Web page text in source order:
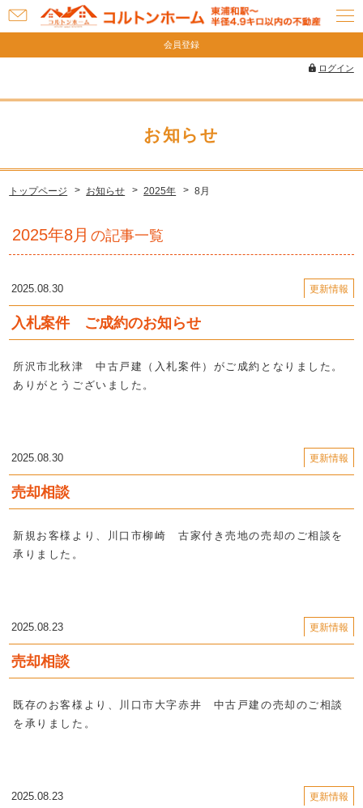
会員登録
ログイン
お
問
お知らせ
トップページ お知らせ 2025年 8月
2025年8月 の記事一覧
2025.08.30 更新情報
入札案件 ご成約のお知らせ
所沢市北秋津 中古戸建（入札案件） がご成約となりました。
ありがとうございました。
2025.08.30 更新情報
売却相談
新規お客様より、川口市柳崎 古家付き売地の売却のご相談を
承りました。
2025.08.23 更新情報
売却相談
既存のお客様より、川口市大字赤井 中古戸建の売却のご相談
を 承りました。
2025.08.23 更新情報